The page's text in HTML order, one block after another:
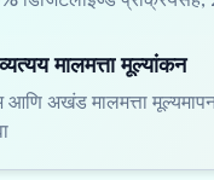
मालमत्ता मूल्यांकन
अखंड मालमत्ता